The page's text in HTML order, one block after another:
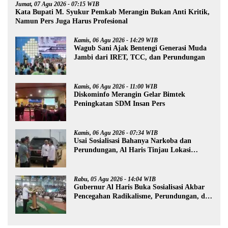
Jumat, 07 Agu 2026 - 07:15 WIB
Kata Bupati M. Syukur Pemkab Merangin Bukan Anti Kritik,
Namun Pers Juga Harus Profesional
Kamis, 06 Agu 2026 - 14:29 WIB
Wagub Sani Ajak Bentengi Generasi Muda
Jambi dari IRET, TCC, dan Perundungan
Kamis, 06 Agu 2026 - 11:00 WIB
Diskominfo Merangin Gelar Bimtek
Peningkatan SDM Insan Pers
Kamis, 06 Agu 2026 - 07:34 WIB
Usai Sosialisasi Bahanya Narkoba dan
Perundungan, Al Haris Tinjau Lokasi
Rabu, 05 Agu 2026 - 14:04 WIB
Gubernur Al Haris Buka Sosialisasi Akbar
Pencegahan Radikalisme, Perundungan, dan